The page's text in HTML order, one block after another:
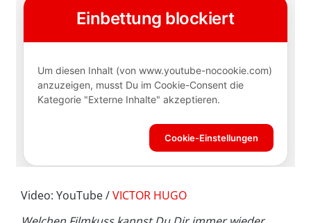
Video: YouTube /VICTOR HUGO